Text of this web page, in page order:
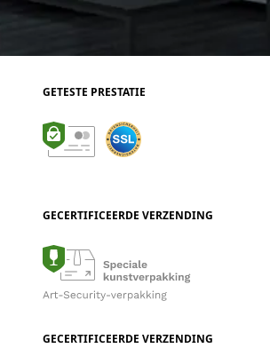
GETESTE PRESTATIE
GECERTIFICEERDE VERZENDING
GECERTIFICEERDE VERZENDING